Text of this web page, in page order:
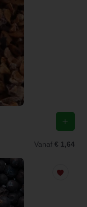
Vanaf € 1,64